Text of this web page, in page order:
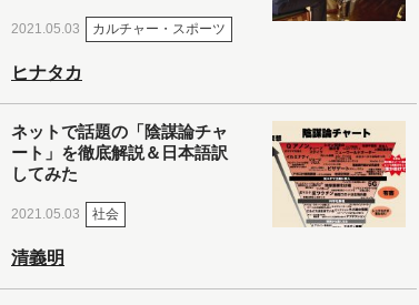
2021.05.03 カルチャー・スポーツ
ヒナタカ
ネットで話題の「陰謀論チャ
ート」を徹底解説＆日本語訳
してみた
2021.05.03 社会
清義明